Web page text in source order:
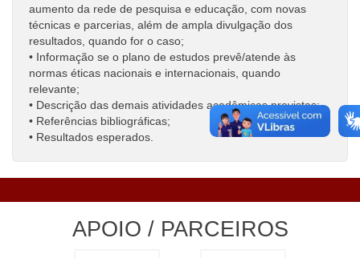
aumento da rede de pesquisa e educação, com novas
técnicas e parcerias, além de ampla divulgação dos
resultados, quando for o caso;
• Informação se o plano de estudos prevê/atende às
normas éticas nacionais e internacionais, quando
relevante;
• Descrição das demais atividades acadêmicas previstas;
• Referências bibliográficas;
• Resultados esperados.
APOIO / PARCEIROS